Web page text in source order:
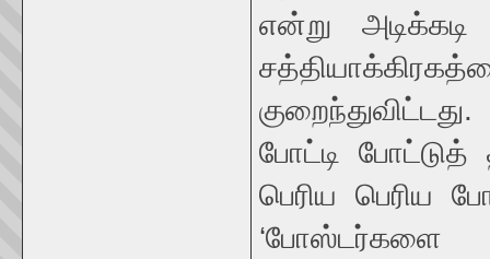
என்று அடிக்கடி
போட்டி
பெரிய பெரிய
‘போஸ்டர்களை